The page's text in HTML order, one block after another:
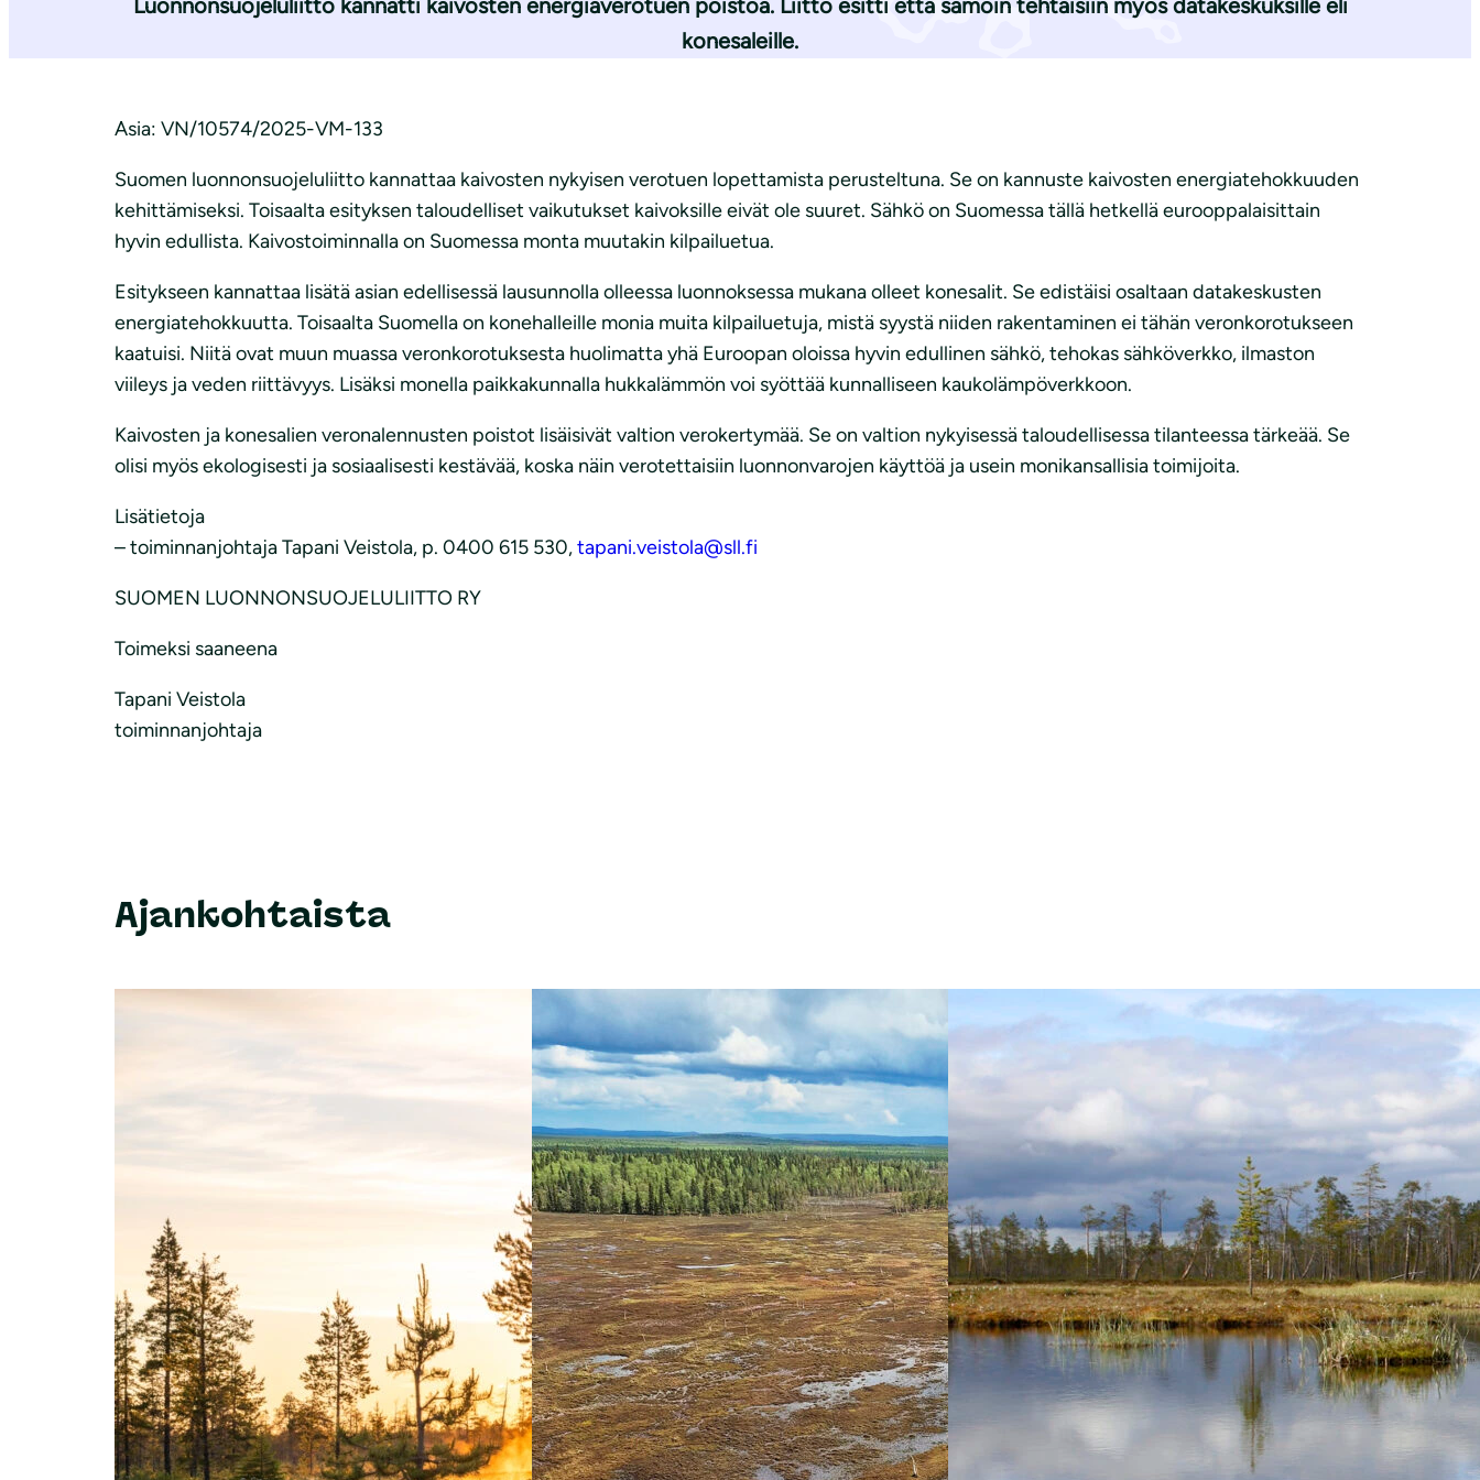
i
Luonnonsuojeluliitto kannatti kaivosten energiaverotuen poistoa. Liitto esitti että samoin tehtäisiin myös datakeskuksille eli
konesaleille.
Asia: VN/10574/2025-VM-133
Suomen luonnonsuojeluliitto kannattaa kaivosten nykyisen verotuen lopettamista perusteltuna. Se on kannuste kaivosten energiatehokkuuden
kehittämiseksi. Toisaalta esityksen taloudelliset vaikutukset kaivoksille eivät ole suuret. Sähkö on Suomessa tällä hetkellä eurooppalaisittain
hyvin edullista. Kaivostoiminnalla on Suomessa monta muutakin kilpailuetua.
Esitykseen kannattaa lisätä asian edellisessä lausunnolla olleessa luonnoksessa mukana olleet konesalit. Se edistäisi osaltaan datakeskusten
energiatehokkuutta. Toisaalta Suomella on konehalleille monia muita kilpailuetuja, mistä syystä niiden rakentaminen ei tähän veronkorotukseen
kaatuisi. Niitä ovat muun muassa veronkorotuksesta huolimatta yhä Euroopan oloissa hyvin edullinen sähkö, tehokas sähköverkko, ilmaston
viileys ja veden riittävyys. Lisäksi monella paikkakunnalla hukkalämmön voi syöttää kunnalliseen kaukolämpöverkkoon.
Kaivosten ja konesalien veronalennusten poistot lisäisivät valtion verokertymää. Se on valtion nykyisessä taloudellisessa tilanteessa tärkeää. Se
olisi myös ekologisesti ja sosiaalisesti kestävää, koska näin verotettaisiin luonnonvarojen käyttöä ja usein monikansallisia toimijoita.
Lisätietoja
– toiminnanjohtaja Tapani Veistola, p. 0400 615 530,tapani.veistola@sll.fi
SUOMEN LUONNONSUOJELULIITTO RY
Toimeksi saaneena
Tapani Veistola
toiminnanjohtaja
Ajankohtaista